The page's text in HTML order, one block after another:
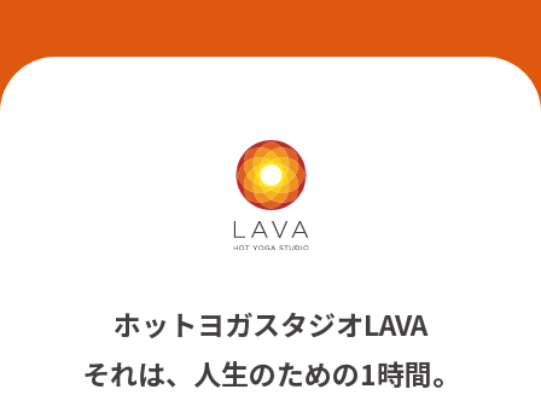
ホットヨガスタジオLAVA
それは、人生のための1時間。